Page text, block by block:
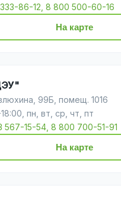
86-12, 8 800 500-60-16
На карте
99Б, помещ. 1016
пн, вт, ср, чт, пт
567-15-54, 8 800 700-51-91
На карте